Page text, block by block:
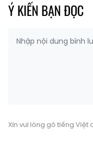
Ý KIẾN BẠN ĐỌC
Xin vui lòng gõ tiếng Việt